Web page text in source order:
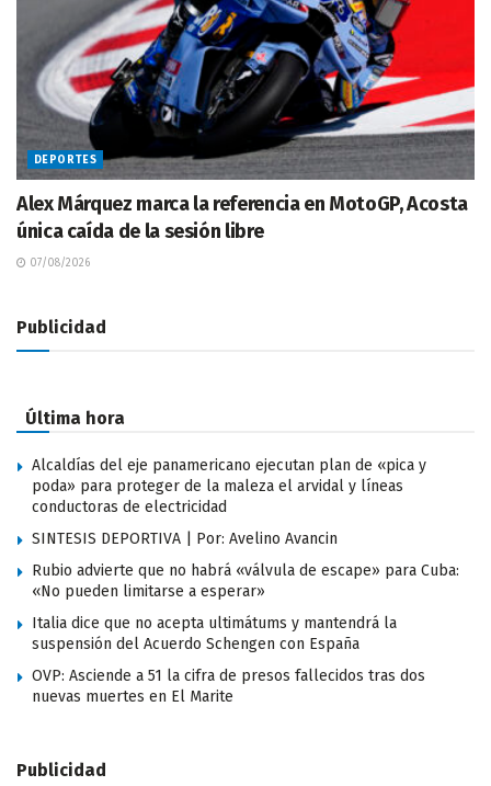
DEPORTES
Alex Márquez marca la referencia en MotoGP, Acosta
única caída de la sesión libre
07/08/2026
Publicidad
Última hora
Alcaldías del eje panamericano ejecutan plan de «pica y
poda» para proteger de la maleza el arvidal y líneas
conductoras de electricidad
SINTESIS DEPORTIVA | Por: Avelino Avancin
Rubio advierte que no habrá «válvula de escape» para Cuba:
«No pueden limitarse a esperar»
Italia dice que no acepta ultimátums y mantendrá la
suspensión del Acuerdo Schengen con España
OVP: Asciende a 51 la cifra de presos fallecidos tras dos
nuevas muertes en El Marite
Publicidad